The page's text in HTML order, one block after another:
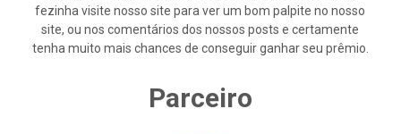
fezinha visite nosso site para ver um bom palpite no nosso
site, ou nos comentários dos nossos posts e certamente
tenha muito mais chances de conseguir ganhar seu prêmio.
Parceiro